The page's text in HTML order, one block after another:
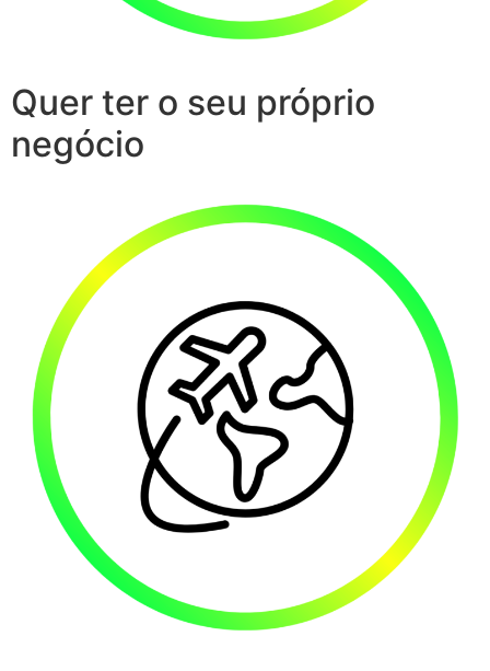
Quer ter o seu próprio
negócio